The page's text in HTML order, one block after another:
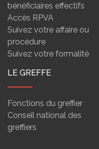
bénéficiaires effectifs
Accès RPVA
Suivez votre affaire ou
procédure
Suivez votre formalité
LE GREFFE
Fonctions du greffier
Conseil national des
greffiers